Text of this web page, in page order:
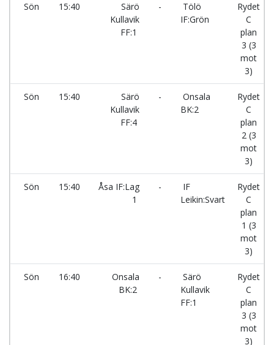
Sön 15:40
Särö
Kullavik
FF:1
-
Tölö
IF:Grön
Rydet
C
plan
3 (3
mot
3)
Sön 15:40
Särö
Kullavik
FF:4
-
Onsala
BK:2
Rydet
C
plan
2 (3
mot
3)
Sön 15:40
Åsa IF:Lag
1
-
IF
Leikin:Svart
Rydet
C
plan
1 (3
mot
3)
Sön 16:40
Onsala
BK:2
-
Särö
Kullavik
FF:1
Rydet
C
plan
3 (3
mot
3)